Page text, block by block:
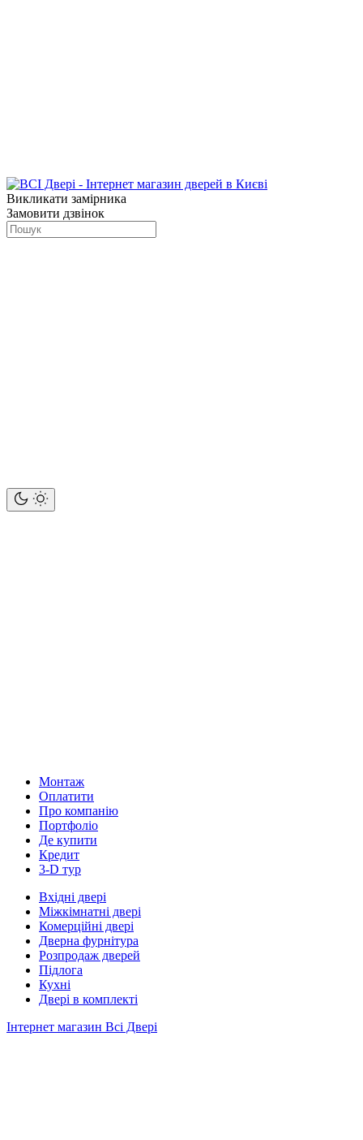
Викликати замірника
Замовити дзвінок
Монтаж
Оплатити
Про компанію
Портфоліо
Де купити
Кредит
3-D тур
Вхідні двері
Міжкімнатні двері
Комерційні двері
Дверна фурнітура
Розпродаж дверей
Підлога
Кухні
Двері в комплекті
Інтернет магазин Всі Двері